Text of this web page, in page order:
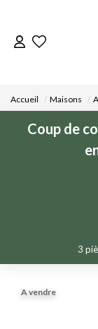
Accueil Maisons
Coup de
3
A vendre